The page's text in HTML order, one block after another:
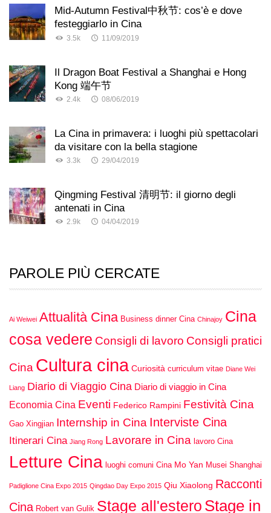
Mid-Autumn Festival中秋节: cos’è e dove
festeggiarlo in Cina
3.5k 11/09/2019
Il Dragon Boat Festival a Shanghai e Hong
Kong 端午节
2.4k 08/06/2019
La Cina in primavera: i luoghi più spettacolari
da visitare con la bella stagione
3.3k 29/04/2019
Qingming Festival 清明节: il giorno degli
antenati in Cina
2.9k 04/04/2019
PAROLE PIÙ CERCATE
Ai Weiwei Attualità Cina Business dinner Cina Chinajoy Cina
cosa vedere Consigli di lavoro Consigli pratici
Cina Cultura cina Curiosità curriculum vitae Diane Wei
Liang Diario di Viaggio Cina Diario di viaggio in Cina
Economia Cina Eventi Federico Rampini Festività Cina
Gao Xingjian Internship in Cina Interviste Cina
Itinerari Cina Jiang Rong Lavorare in Cina lavoro Cina
Letture Cina luoghi comuni Cina Mo Yan Musei Shanghai
Padiglione Cina Expo 2015 Qingdao Day Expo 2015 Qiu Xiaolong Racconti
Cina Robert van Gulik Stage all'estero Stage in